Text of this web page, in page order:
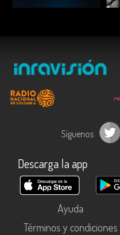
Síguenos
Descarga la app
Ayuda
Términos y condiciones